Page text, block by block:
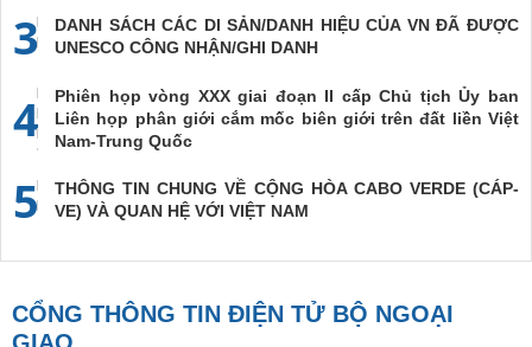
3
DANH SÁCH CÁC DI SẢN/DANH HIỆU CỦA VN ĐÃ ĐƯỢC
UNESCO CÔNG NHẬN/GHI DANH
4
Phiên họp vòng XXX giai đoạn II cấp Chủ tịch Ủy ban
Liên họp phân giới cắm mốc biên giới trên đất liền Việt
Nam-Trung Quốc
5
THÔNG TIN CHUNG VỀ CỘNG HÒA CABO VERDE (CÁP-
VE) VÀ QUAN HỆ VỚI VIỆT NAM
CỔNG THÔNG TIN ĐIỆN TỬ BỘ NGOẠI
GIAO